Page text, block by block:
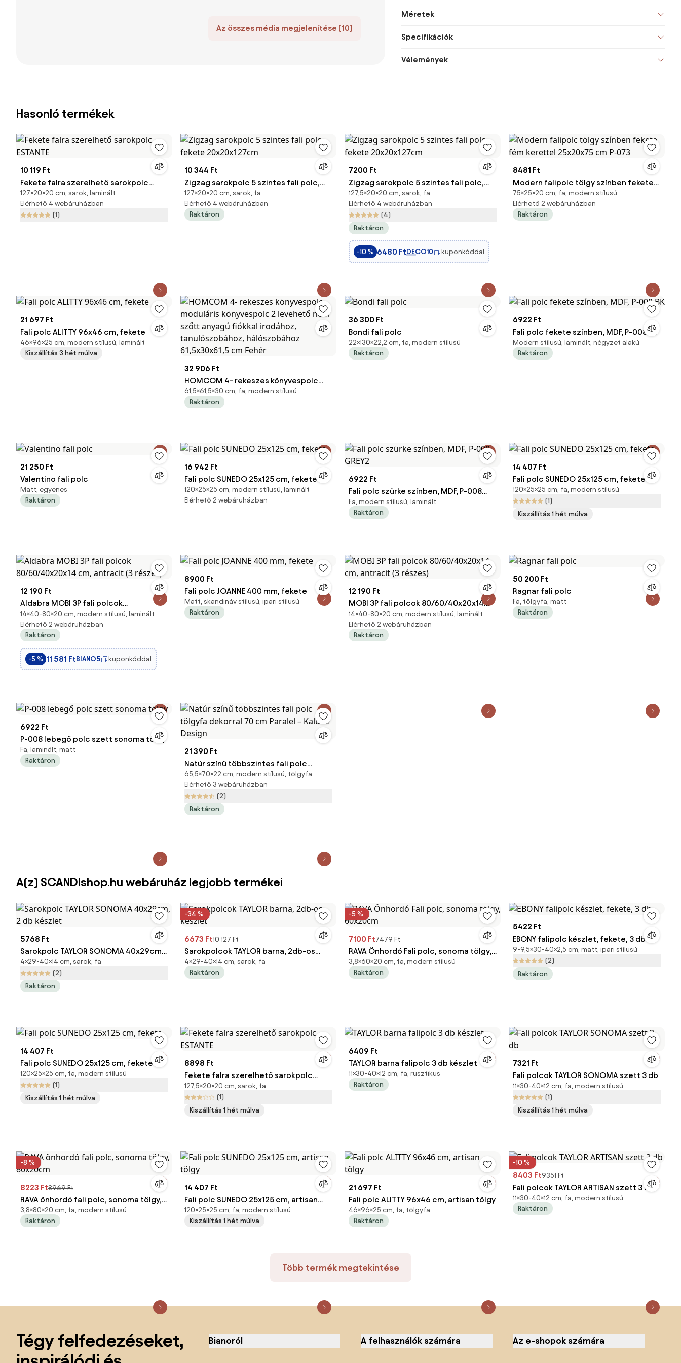
Az összes média megjelenítése (10)
Méretek
Specifikációk
Vélemények
Hasonló termékek
10 119 Ft
Fekete falra szerelhető sarokpolc
ESTANTE
127×20×20 cm, sarok, laminált
Elérhető 4 webáruházban
(1)
10 344 Ft
Zigzag sarokpolc 5 szintes fali polc,
fekete 20x20x127cm
127×20×20 cm, sarok, fa
Elérhető 4 webáruházban
Raktáron
7200 Ft
Zigzag sarokpolc 5 szintes fali polc,
fekete 20x20x127cm
127,5×20×20 cm, sarok, fa
Elérhető 4 webáruházban
(4)
Raktáron
-10 % 6480 FtDECO10 kuponkóddal
8481 Ft
Modern falipolc tölgy színben fekete
fém kerettel 25x20x75 cm P-073
75×25×20 cm, fa, modern stílusú
Elérhető 2 webáruházban
Raktáron
21 697 Ft
Fali polc ALITTY 96x46 cm, fekete
46×96×25 cm, modern stílusú, laminált
Kiszállítás 3 hét múlva
32 906 Ft
HOMCOM 4- rekeszes könyvespolc
moduláris könyvespolc 2 levehető nem
szőtt anyagú fiókkal irodához,
61,5×61,5×30 cm, fa, modern stílusú
Raktáron
36 300 Ft
Bondi fali polc
22×130×22,2 cm, fa, modern stílusú
Raktáron
6922 Ft
Fali polc fekete színben, MDF, P-008 BK
Modern stílusú, laminált, négyzet alakú
Raktáron
21 250 Ft
Valentino fali polc
Matt, egyenes
Raktáron
16 942 Ft
Fali polc SUNEDO 25x125 cm, fekete
120×25×25 cm, modern stílusú, laminált
Elérhető 2 webáruházban
6922 Ft
Fali polc szürke színben, MDF, P-008
GREY2
Fa, modern stílusú, laminált
Raktáron
14 407 Ft
Fali polc SUNEDO 25x125 cm, fekete
120×25×25 cm, fa, modern stílusú
(1)
Kiszállítás 1 hét múlva
12 190 Ft
Aldabra MOBI 3P fali polcok
80/60/40x20x14 cm, antracit (3
részes)
14×40-80×20 cm, modern stílusú, laminált
Elérhető 2 webáruházban
Raktáron
-5 % 11 581 FtBIANO5 kuponkóddal
8900 Ft
Fali polc JOANNE 400 mm, fekete
Matt, skandináv stílusú, ipari stílusú
Raktáron
12 190 Ft
MOBI 3P fali polcok 80/60/40x20x14
cm, antracit (3 részes)
14×40-80×20 cm, modern stílusú, laminált
Elérhető 2 webáruházban
Raktáron
50 200 Ft
Ragnar fali polc
Fa, tölgyfa, matt
Raktáron
6922 Ft
P-008 lebegő polc szett sonoma tölgy
Fa, laminált, matt
Raktáron
21 390 Ft
Natúr színű többszintes fali polc
tölgyfa dekorral 70 cm Paralel – Kalune
Design
65,5×70×22 cm, modern stílusú, tölgyfa
Elérhető 3 webáruházban
(2)
Raktáron
A(z) SCANDIshop.hu webáruház legjobb termékei
5768 Ft
Sarokpolc TAYLOR SONOMA 40x29cm,
2 db készlet
4×29-40×14 cm, sarok, fa
(2)
Raktáron
-34 %
6673 Ft10 127 Ft
Sarokpolcok TAYLOR barna, 2db-os
készlet
4×29-40×14 cm, sarok, fa
Raktáron
-5 %
7100 Ft7479 Ft
RAVA Önhordó Fali polc, sonoma tölgy,
60x20cm
3,8×60×20 cm, fa, modern stílusú
Raktáron
5422 Ft
EBONY falipolc készlet, fekete, 3 db
9-9,5×30-40×2,5 cm, matt, ipari stílusú
(2)
Raktáron
14 407 Ft
Fali polc SUNEDO 25x125 cm, fekete
120×25×25 cm, fa, modern stílusú
(1)
Kiszállítás 1 hét múlva
8898 Ft
Fekete falra szerelhető sarokpolc
ESTANTE
127,5×20×20 cm, sarok, fa
(1)
Kiszállítás 1 hét múlva
6409 Ft
TAYLOR barna falipolc 3 db készlet
11×30-40×12 cm, fa, rusztikus
Raktáron
7321 Ft
Fali polcok TAYLOR SONOMA szett 3 db
11×30-40×12 cm, fa, modern stílusú
(1)
Kiszállítás 1 hét múlva
-8 %
8223 Ft8969 Ft
RAVA önhordó fali polc, sonoma tölgy,
80x20cm
3,8×80×20 cm, fa, modern stílusú
Raktáron
14 407 Ft
Fali polc SUNEDO 25x125 cm, artisan
tölgy
120×25×25 cm, fa, modern stílusú
Kiszállítás 1 hét múlva
21 697 Ft
Fali polc ALITTY 96x46 cm, artisan tölgy
46×96×25 cm, fa, tölgyfa
Raktáron
-10 %
8403 Ft9351 Ft
Fali polcok TAYLOR ARTISAN szett 3 db
11×30-40×12 cm, fa, modern stílusú
Raktáron
Több termék megtekintése
Tégy felfedezéseket,
Bianoról A felhasználók számára Az e-shopok számára